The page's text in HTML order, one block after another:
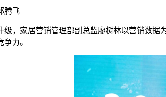
腾飞
家居营销管理部副总监廖树林以营销数据
力。